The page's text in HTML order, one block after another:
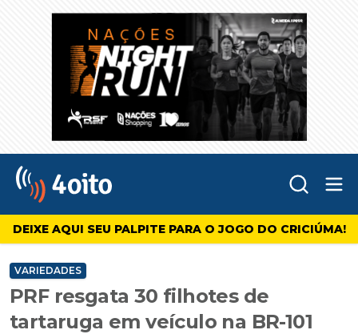
4oito
DEIXE AQUI SEU PALPITE PARA O JOGO DO CRICIÚMA!
VARIEDADES
PRF resgata 30 filhotes de
tartaruga em veículo na BR-101